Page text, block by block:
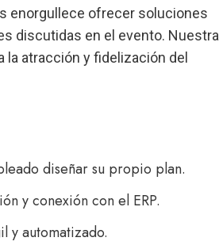
enorgullece ofrecer soluciones
discutidas en el evento. Nuestra
la atracción y fidelización del
diseñar su propio plan.
y conexión con el ERP.
y automatizado.